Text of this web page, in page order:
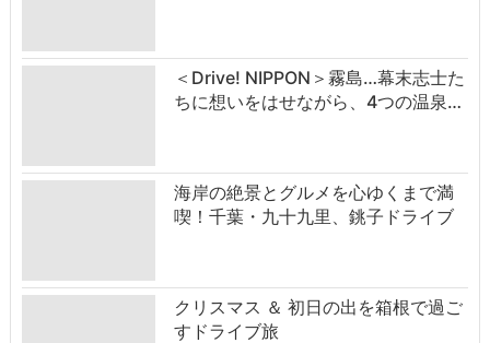
＜Drive! NIPPON＞霧島…幕末志士た
ちに想いをはせながら、4つの温泉…
海岸の絶景とグルメを心ゆくまで満
喫！千葉・九十九里、銚子ドライブ
クリスマス ＆ 初日の出を箱根で過ご
すドライブ旅